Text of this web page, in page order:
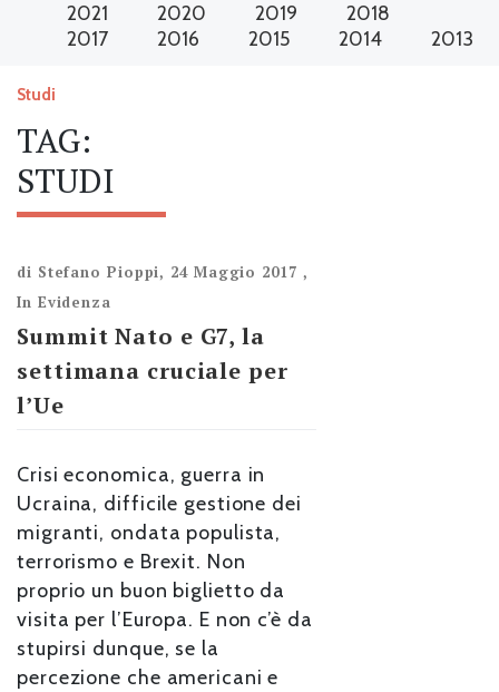
2021 2020 2019
2018
2017
2016 2015 2014 2013
Studi
TAG:
STUDI
di Stefano Pioppi, 24 Maggio 2017 ,
In Evidenza
Summit Nato e G7, la
settimana cruciale per
l’Ue
Crisi economica, guerra in
Ucraina, difficile gestione dei
migranti, ondata populista,
terrorismo e Brexit. Non
proprio un buon biglietto da
visita per l’Europa. E non c’è da
stupirsi dunque, se la
percezione che americani e